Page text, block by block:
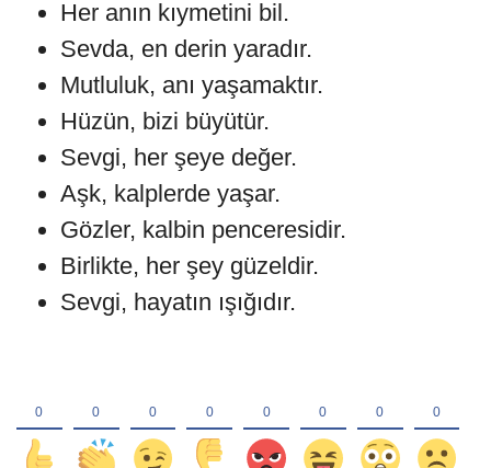
Her anın kıymetini bil.
Sevda, en derin yaradır.
Mutluluk, anı yaşamaktır.
Hüzün, bizi büyütür.
Sevgi, her şeye değer.
Aşk, kalplerde yaşar.
Gözler, kalbin penceresidir.
Birlikte, her şey güzeldir.
Sevgi, hayatın ışığıdır.